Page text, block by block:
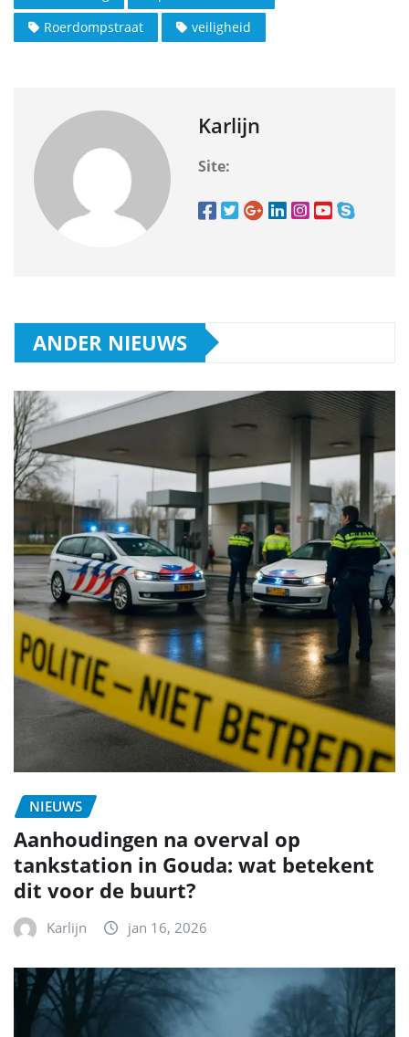
Roerdompstraat
veiligheid
Karlijn
Site:
ANDER NIEUWS
NIEUWS
Aanhoudingen na overval op
tankstation in Gouda: wat betekent
dit voor de buurt?
Karlijn jan 16, 2026